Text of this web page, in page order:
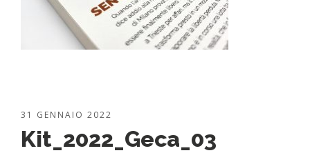
31 GENNAIO 2022
Kit_2022_Geca_03